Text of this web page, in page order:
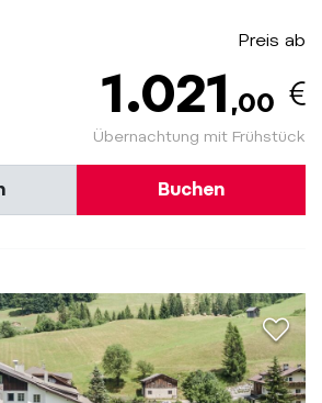
Preis ab
1.021 ,00
Übernachtung mit Frühstück
Buchen